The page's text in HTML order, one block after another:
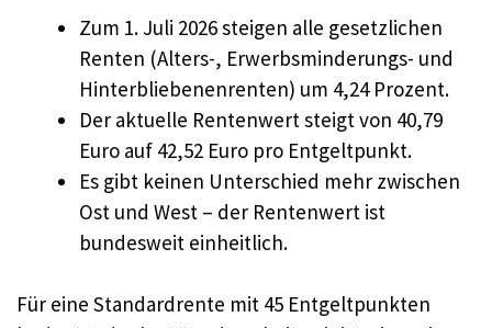
Zum 1. Juli 2026 steigen alle gesetzlichen
Renten (Alters-, Erwerbsminderungs- und
Hinterbliebenenrenten) um 4,24 Prozent.
Der aktuelle Rentenwert steigt von 40,79
Euro auf 42,52 Euro pro Entgeltpunkt.
Es gibt keinen Unterschied mehr zwischen
Ost und West – der Rentenwert ist
bundesweit einheitlich.
Für eine Standardrente mit 45 Entgeltpunkten